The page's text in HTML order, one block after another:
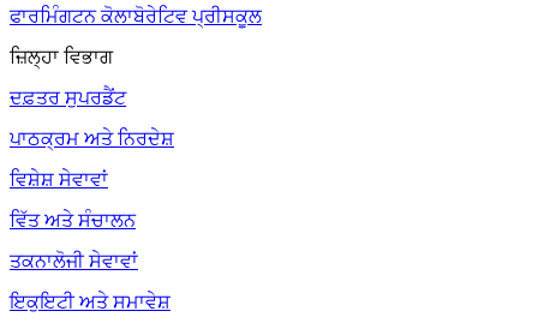
ਫਾਰਮਿੰਗਟਨ ਕੋਲਾਬੋਰੇਟਿਵ ਪ੍ਰੀਸਕੂਲ
ਜ਼ਿਲ੍ਹਾ ਵਿਭਾਗ
ਦਫ਼ਤਰ ਸੁਪਰਡੈਂਟ
ਪਾਠਕ੍ਰਮ ਅਤੇ ਨਿਰਦੇਸ਼
ਵਿਸ਼ੇਸ਼ ਸੇਵਾਵਾਂ
ਵਿੱਤ ਅਤੇ ਸੰਚਾਲਨ
ਤਕਨਾਲੋਜੀ ਸੇਵਾਵਾਂ
ਇਕੁਇਟੀ ਅਤੇ ਸਮਾਵੇਸ਼